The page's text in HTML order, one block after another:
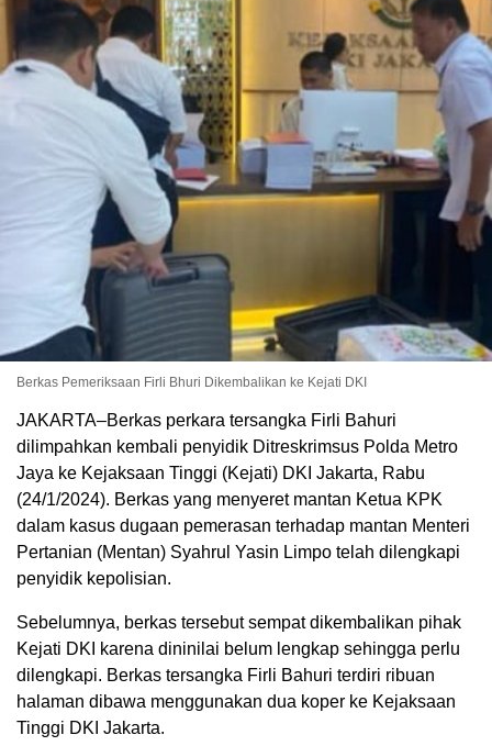
Berkas Pemeriksaan Firli Bhuri Dikembalikan ke Kejati DKI
JAKARTA–Berkas perkara tersangka Firli Bahuri
dilimpahkan kembali penyidik Ditreskrimsus Polda Metro
Jaya ke Kejaksaan Tinggi (Kejati) DKI Jakarta, Rabu
(24/1/2024). Berkas yang menyeret mantan Ketua KPK
dalam kasus dugaan pemerasan terhadap mantan Menteri
Pertanian (Mentan) Syahrul Yasin Limpo telah dilengkapi
penyidik kepolisian.
Sebelumnya, berkas tersebut sempat dikembalikan pihak
Kejati DKI karena dininilai belum lengkap sehingga perlu
dilengkapi. Berkas tersangka Firli Bahuri terdiri ribuan
halaman dibawa menggunakan dua koper ke Kejaksaan
Tinggi DKI Jakarta.